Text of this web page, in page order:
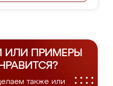
ИЛИ ПРИМЕРЫ
также или